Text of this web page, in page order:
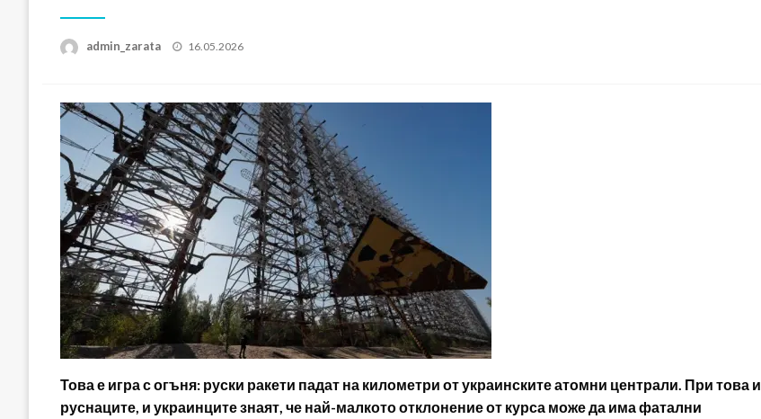
admin_zarata
Posted
16.05.2026
Това е игра с огъня: руски ракети падат на километри от украинските атомни централи. При това и
руснаците, и украинците знаят, че най-малкото отклонение от курса може да има фатални